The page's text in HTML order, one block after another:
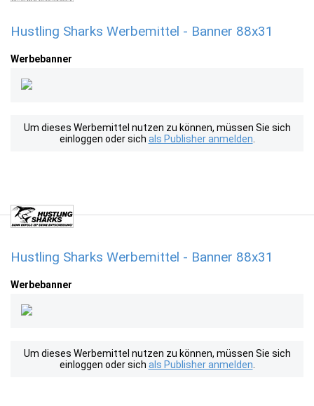
Hustling Sharks Werbemittel - Banner 88x31
Werbebanner
Um dieses Werbemittel nutzen zu können, müssen Sie sich
einloggen oder sich als Publisher anmelden
Hustling Sharks Werbemittel - Banner 88x31
Werbebanner
Um dieses Werbemittel nutzen zu können, müssen Sie sich
einloggen oder sich als Publisher anmelden